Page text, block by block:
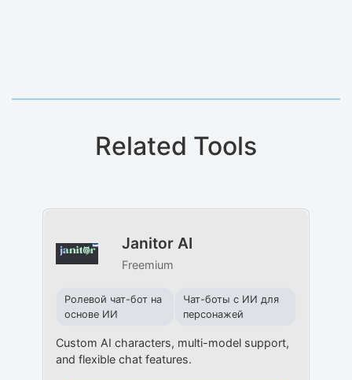
Related Tools
Janitor AI
Freemium
Ролевой чат-бот на
основе ИИ
Чат-боты с ИИ для
персонажей
Custom AI characters, multi-model support,
and flexible chat features.